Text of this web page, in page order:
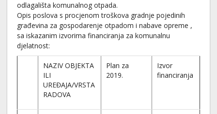
odlagališta komunalnog otpada.
Opis poslova s procjenom troškova gradnje pojedinih
građevina za gospodarenje otpadom i nabave opreme ,
sa iskazanim izvorima financiranja za komunalnu
djelatnost:
NAZIV OBJEKTA
ILI
UREĐAJA/VRSTA
RADOVA
Plan za
2019.
Izvor
financiranja